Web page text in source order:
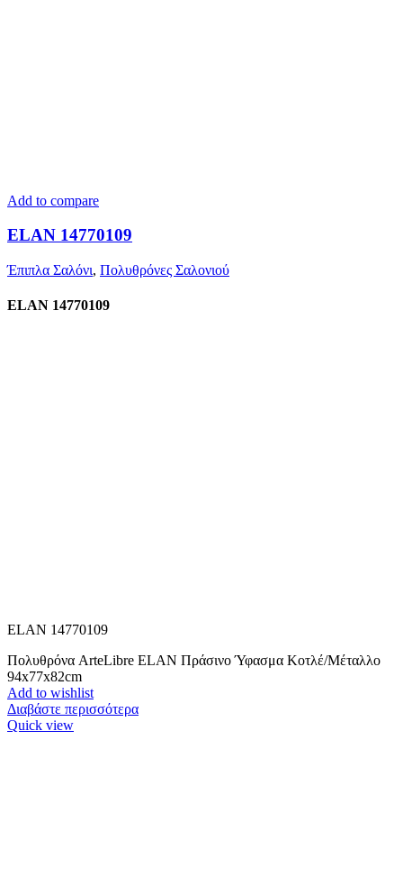
Add to compare
ELAN 14770109
Έπιπλα Σαλόνι, Πολυθρόνες Σαλονιού
ELAN 14770109
ELAN 14770109
Πολυθρόνα ArteLibre ELAN Πράσινο Ύφασμα Κοτλέ/Μέταλλο
94x77x82cm
Add to wishlist
Διαβάστε περισσότερα
Quick view